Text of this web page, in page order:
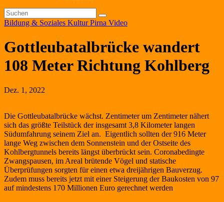
Bildung & Soziales KulturPirna Video
Gottleubatalbrücke wandert
108 Meter Richtung Kohlberg
Dez. 1, 2022
Die Gottleubatalbrücke wächst. Zentimeter um Zentimeter nähert
sich das größte Teilstück der insgesamt 3,8 Kilometer langen
Südumfahrung seinem Ziel an. Eigentlich sollten der 916 Meter
lange Weg zwischen dem Sonnenstein und der Ostseite des
Kohlbergtunnels bereits längst überbrückt sein. Coronabedingte
Zwangspausen, im Areal brütende Vögel und statische
Überprüfungen sorgten für einen etwa dreijährigen Bauverzug.
Zudem muss bereits jetzt mit einer Steigerung der Baukosten von 97
auf mindestens 170 Millionen Euro gerechnet werden